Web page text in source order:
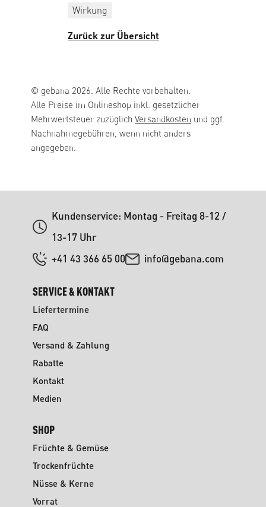
Wirkung
Zurück zur Übersicht
© gebana 2026. Alle Rechte vorbehalten.
Alle Preise im Onlineshop inkl. gesetzlicher
Mehrwertsteuer zuzüglich Versandkosten und ggf.
Nachnahmegebühren, wenn nicht anders
angegeben.
Kundenservice: Montag - Freitag 8-12 /
13-17 Uhr
+41 43 366 65 00
info@gebana.com
SERVICE & KONTAKT
Liefertermine
FAQ
Versand & Zahlung
Rabatte
Kontakt
Medien
SHOP
Früchte & Gemüse
Trockenfrüchte
Nüsse & Kerne
Vorrat